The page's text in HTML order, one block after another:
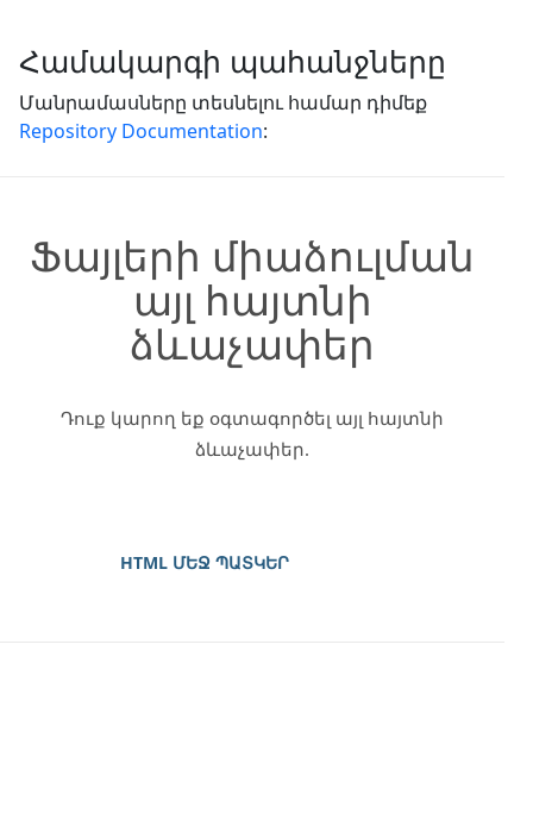
Համակարգի պահանջները
Մանրամասները տեսնելու համար դիմեք
Repository Documentation:
Ֆայլերի միաձուլման
այլ հայտնի
ձևաչափեր
Դուք կարող եք օգտագործել այլ հայտնի
ձևաչափեր.
HTML ՄԵՋ ՊԱՏԿԵՐ